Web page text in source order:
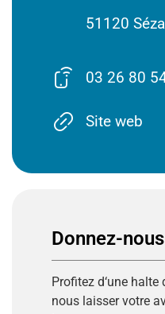
51120
03 26 80
Site web
Donnez-
Profitez d‘une halte
nous laisser votre